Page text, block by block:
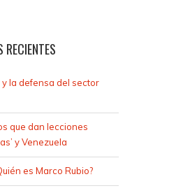
RECIENTES
y la defensa del sector
que dan lecciones
y Venezuela
es Marco Rubio?